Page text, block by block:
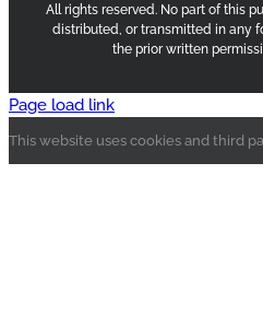
All rights reserved. No part of this
distributed, or transmitted in any
the prior written
Page load link
This website uses cookies and third